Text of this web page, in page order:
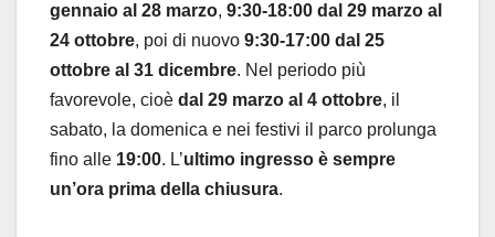
gennaio al 28 marzo, 9:30-18:00 dal 29 marzo al
24 ottobre, poi di nuovo 9:30-17:00 dal 25
ottobre al 31 dicembre. Nel periodo più
favorevole, cioè dal 29 marzo al 4 ottobre, il
sabato, la domenica e nei festivi il parco prolunga
fino alle 19:00. L’ultimo ingresso è sempre
un’ora prima della chiusura.